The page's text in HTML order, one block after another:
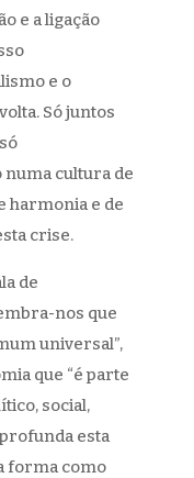
e a ligação
e o
Só juntos
cultura de
harmonia e de
crise.
de
nos que
universal”,
que “é parte
social,
esta
forma como